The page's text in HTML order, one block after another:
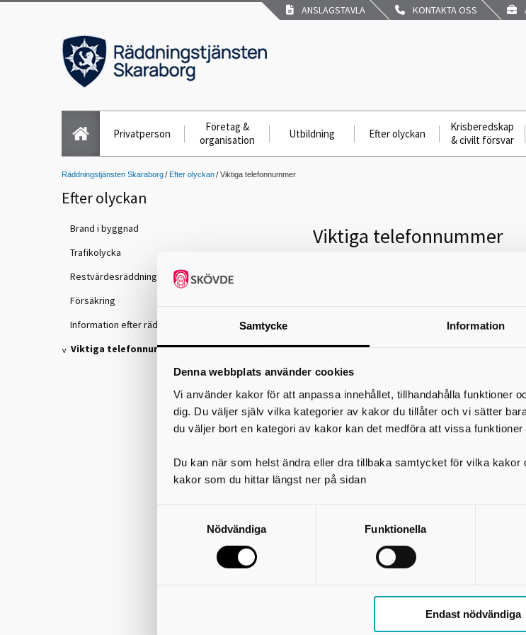
Samtycke Information
Denna webbplats använder cookies
Vi använder kakor för att anpassa innehållet, tillhandahålla funktioner
dig. Du väljer själv vilka kategorier av kakor du tillåter och vi sätter
du väljer bort en kategori av kakor kan det medföra att vissa
Du kan när som helst ändra eller dra tillbaka samtycket för vilka
kakor som du hittar längst ner på sidan
Nödvändiga Funktionella
Endast nödvändiga
ANSLAGSTAVLA KONTAKTA OSS
Privatperson
Företag &
organisation
Utbildning Efter olyckan
Krisberedskap
& civilt försvar
Räddningstjänsten Skaraborg Efter olyckan Viktiga telefonnummer
Efter olyckan
Brand i byggnad
Trafikolycka
Restvärdesräddning
Försäkring
Information efter räddningsinsats
Viktiga telefonnummer
Viktiga telefonnummer
116 111
Rädda barnens föräldratelefon
020-78 67 86
Trafikförsäkringsföreningen
www.polisen.se